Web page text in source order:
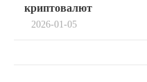
криптовалют
2026-01-05